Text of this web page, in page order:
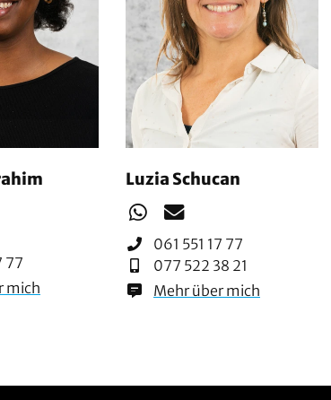
77
mich
Luzia Schucan
061 551 17 77
077 522 38 21
Mehr über mich